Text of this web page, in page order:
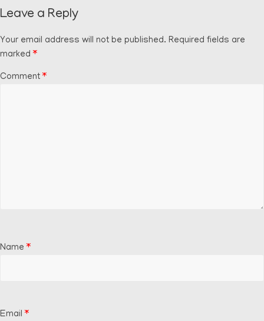
Leave a Reply
Your email address will not be published. Required fields are
marked *
Comment *
Name *
Email *